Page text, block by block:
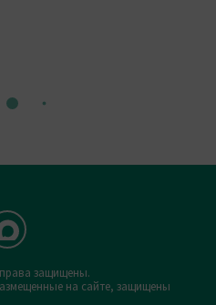
защищены.
на сайте, защищены